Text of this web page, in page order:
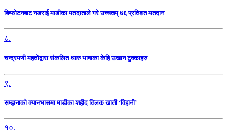
बिष्फोटनबाट नडराई माडीका मतदाताले गरे उच्चतम् ७६ प्रतिशत मतदान
८.
चन्द्रमणी महतोद्वारा संकलित थारु भाषाका केहि उखान टुक्काहरु
९.
सम्झनाको क्यानभासमा माडीका शहीद तिलक खाती ‘विहानी’
१०.